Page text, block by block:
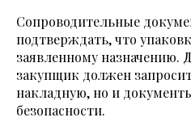
Сопроводительные
подтверждать, что
заявленному назначению.
закупщик должен
накладную, но и
безопасности.